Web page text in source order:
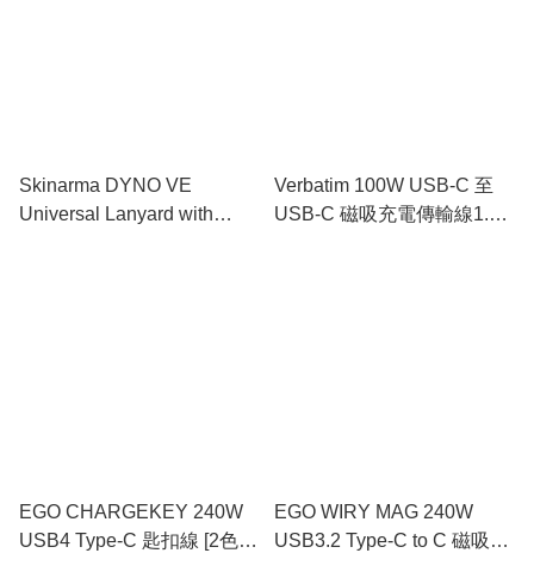
Skinarma DYNO VE
Universal Lanyard with
Verbatim 100W USB-C 至
USB-C 磁吸充電傳輸線1.2M
EGO CHARGEKEY 240W
USB4 Type-C 匙扣線 [2色選
EGO WIRY MAG 240W
USB3.2 Type-C to C 磁吸數